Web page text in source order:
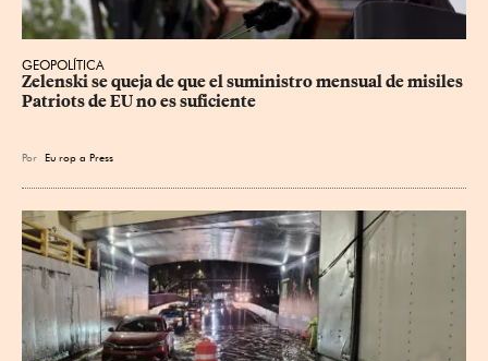
GEOPOLÍTICA
Zelenski se queja de que el suministro mensual de misiles
Patriots de EU no es suficiente
Por Eu rop a Press